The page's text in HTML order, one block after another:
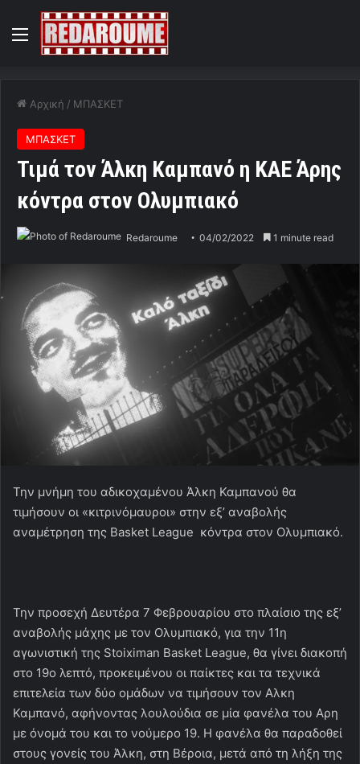
Menu
Αρχική / ΜΠΑΣΚΕΤ
ΜΠΑΣΚΕΤ
Τιμά τον Άλκη Καμπανό η ΚΑΕ Άρης
κόντρα στον Ολυμπιακό
Redaroume 04/02/2022 1 minute read
Την μνήμη του αδικοχαμένου Άλκη Καμπανού θα
τιμήσουν οι «κιτρινόμαυροι» στην εξ’ αναβολής
αναμέτρηση της Basket League κόντρα στον Ολυμπιακό.
Την προσεχή Δευτέρα 7 Φεβρουαρίου στο πλαίσιο της εξ’
αναβολής μάχης με τον Ολυμπιακό, για την 11η
αγωνιστική της Stoiximan Basket League, θα γίνει διακοπή
στο 19ο λεπτό, προκειμένου οι παίκτες και τα τεχνικά
επιτελεία των δύο ομάδων να τιμήσουν τον Αλκη
Καμπανό, αφήνοντας λουλούδια σε μία φανέλα του Αρη
με όνομά του και το νούμερο 19. Η φανέλα θα παραδοθεί
στους γονείς του Άλκη, στη Βέροια, μετά από τη λήξη της